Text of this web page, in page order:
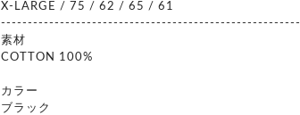
X-LARGE / 75 / 62 / 65 / 61
--------------------------------------------------------
素材
COTTON 100%
カラー
ブラック